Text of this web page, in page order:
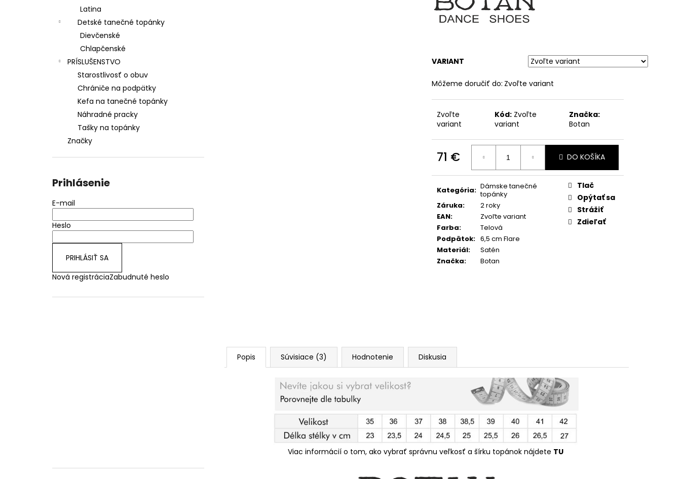
Latina
Detské tanečné topánky
Dievčenské
Chlapčenské
PRÍSLUŠENSTVO
Starostlivosť o obuv
Chrániče na podpätky
Kefa na tanečné topánky
Náhradné pracky
Tašky na topánky
Značky
Prihlásenie
E-mail
Heslo
PRIHLÁSIŤ SA
Nová registráciaZabudnuté heslo
VARIANT
Môžeme doručiť do: Zvoľte variant
Zvoľte
variant
Kód: Zvoľte
variant
Značka:
Botan
71 €
Jednotková
cena:
DO KOŠÍKA
Kategória: Dámske tanečné
topánky
Záruka:
2 roky
EAN:
Zvoľte variant
Farba:
Telová
Podpätok: 6,5 cm Flare
Materiál:
Satén
Značka: Botan
Tlač
Opýtať sa
Strážiť
Zdieľať
Popis Súvisiace (3) Hodnotenie Diskusia
Viac informácií o tom, ako vybrať správnu veľkosť a šírku topánok nájdete TU